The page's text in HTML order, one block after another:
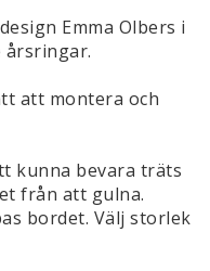
Emma Olbers i
årsringar.
att montera och
kunna bevara träts
från att gulna.
bordet. Välj storlek